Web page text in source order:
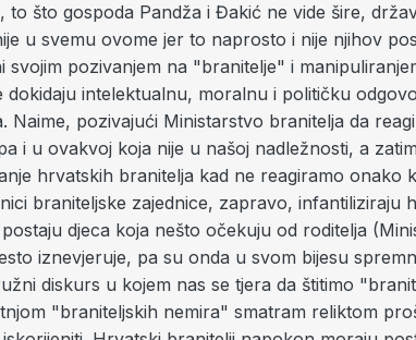
to što gospoda Pandža i Đakić ne vide šire,
u svemu ovome jer to naprosto i nije njihov
svojim pozivanjem na "branitelje" i
dokidaju intelektualnu, moralnu i političku
Naime, pozivajući Ministarstvo branitelja da
i u ovakvoj koja nije u našoj nadležnosti, a
hrvatskih branitelja kad ne reagiramo onako
braniteljske zajednice, zapravo, infantiliziraju
djeca koja nešto očekuju od roditelja
iznevjeruje, pa su onda u svom bijesu
diskurs u kojem nas se tjera da štitimo
"braniteljskih nemira" smatram reliktom